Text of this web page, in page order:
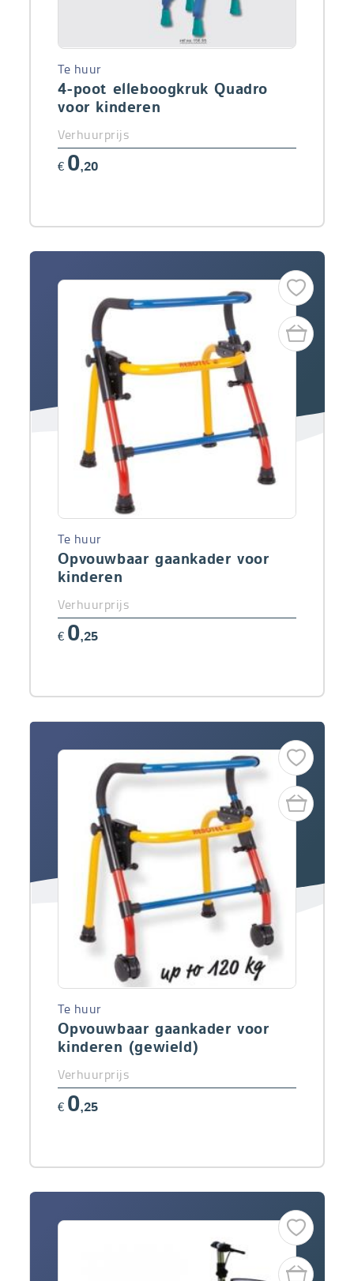
4-poot elleboogkruk Quadro
voor kinderen
Te huur
Verhuurprijs
€ 0,20
Opvouwbaar gaankader voor
kinderen
Te huur
Verhuurprijs
€ 0,25
Opvouwbaar gaankader voor
kinderen (gewield)
Te huur
Verhuurprijs
€ 0,25